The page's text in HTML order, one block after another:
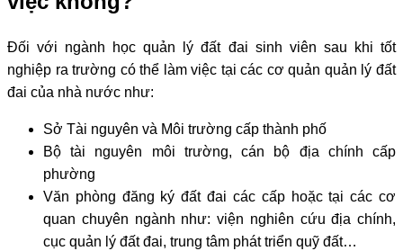
Đối với ngành học quản lý đất đai sinh viên sau khi tốt
nghiệp ra trường có thể làm việc tại các cơ quản quản lý đất
đai của nhà nước như:
Sở Tài nguyên và Môi trường cấp thành phố
Bộ tài nguyên môi trường, cán bộ địa chính cấp
phường
Văn phòng đăng ký đất đai các cấp hoặc tại các cơ
quan chuyên ngành như: viện nghiên cứu địa chính,
cục quản lý đất đai, trung tâm phát triển quỹ đất…